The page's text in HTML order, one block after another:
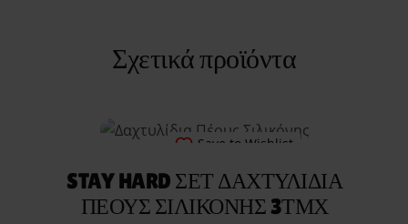
Σχετικά προϊόντα
Save to Wishlist
STAY HARD ΣΕΤ ΔΑΧΤΥΛΊΔΙΑ
ΠΈΟΥΣ ΣΙΛΙΚΌΝΗΣ 3ΤΜΧ